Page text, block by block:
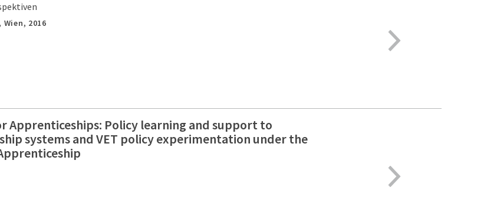
Wien, 2016
Apprenticeships: Policy learning and support to
systems and VET policy experimentation under the